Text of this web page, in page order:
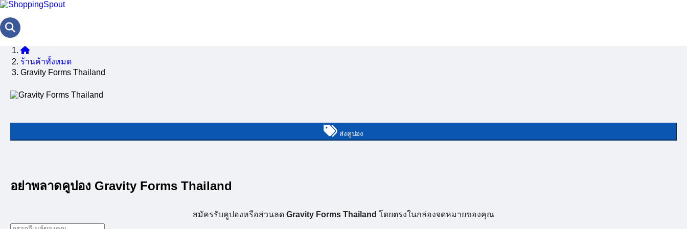
ร้านค้าทั้งหมด
Gravity Forms Thailand
ส่งคูปอง
อย่าพลาดคูปอง Gravity Forms Thailand
สมัครรับคูปองหรือส่วนลด Gravity Forms Thailand โดยตรงในกล่องจดหมายของคุณ